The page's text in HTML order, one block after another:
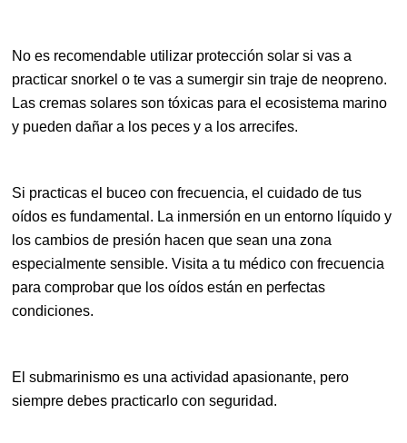
No es recomendable utilizar protección solar si vas a
practicar snorkel o te vas a sumergir sin traje de neopreno.
Las cremas solares son tóxicas para el ecosistema marino
y pueden dañar a los peces y a los arrecifes.
Si practicas el buceo con frecuencia, el cuidado de tus
oídos es fundamental. La inmersión en un entorno líquido y
los cambios de presión hacen que sean una zona
especialmente sensible. Visita a tu médico con frecuencia
para comprobar que los oídos están en perfectas
condiciones.
El submarinismo es una actividad apasionante, pero
siempre debes practicarlo con seguridad.